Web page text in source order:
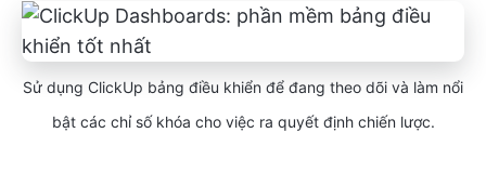
Sử dụng ClickUp bảng điều khiển để đang theo dõi và làm nổi
bật các chỉ số khóa cho việc ra quyết định chiến lược.